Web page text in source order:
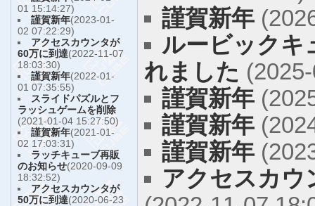
01 15:14:27)
謹賀新年(2023-01-
02 07:22:29)
アクセスカウンタが
60万に到達(2022-11-07
18:03:30)
謹賀新年(2022-01-
01 07:35:55)
スライドパズルとフ
ラッシュゲームを削除
(2021-01-04 15:27:50)
謹賀新年(2021-01-
02 17:03:31)
ラッチキューブ再販
のお知らせ(2020-09-09
18:32:52)
アクセスカウンタが
50万に到達(2020-06-23
謹賀新年
ルービックキ
れました
謹賀新年
謹賀新年
謹賀新年
アクセスカウ